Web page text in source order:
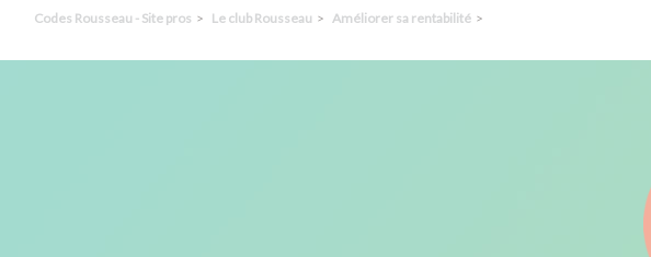
Codes Rousseau - Site pros Le club Rousseau Améliorer sa rentabilité